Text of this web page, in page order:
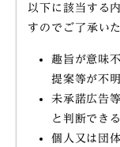
以下に該当する
すのでご了承い
趣旨が意味
提案等が不
未承諾広告
と判断でき
個人又は団